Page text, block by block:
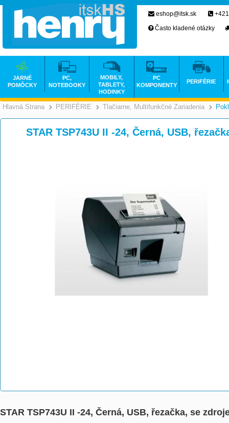
Hlavná Strana >
PERIFÉRIE >
Tlačiarne, Multifunkčné Zariadenia
STAR TSP743U II -24, Černá, USB,
STAR TSP743U II -24, Černá, USB, řezačka, se
eshop@itsk.sk
Často kladené otázky
JARNÉ
POMÔCKY
PC,
NOTEBOOKY
MOBILY,
TABLETY,
HODINKY
PC
KOMPONENTY
PERIFÉRIE